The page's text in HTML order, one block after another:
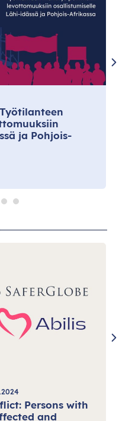
ja Pohjois-
Persons with
and